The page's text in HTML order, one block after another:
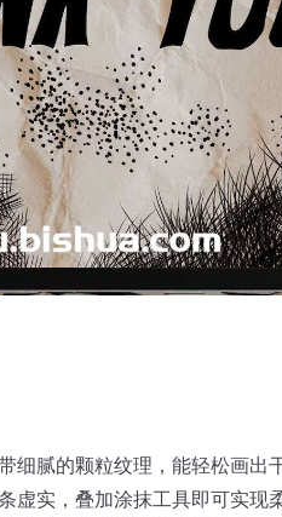
细腻的颗粒纹理，能轻松画出
虚实，叠加涂抹工具即可实现